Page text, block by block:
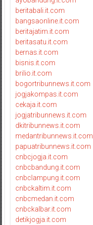
beritabali.it.com
bangsaonline.it.com
beritajatim.it.com
beritasatu.it.com
bernas.it.com
bisnis.it.com
brilio.it.com
bogortribunnews.it.com
jogjakompas.it.com
cekaja.it.com
jogjatribunnews.it.com
dkitribunnews.it.com
medantribunnews.it.com
papuatribunnews.it.com
cnbcjogja.it.com
cnbcbandung.it.com
cnbclampung.it.com
cnbckaltim.it.com
cnbcmedan.it.com
cnbckalbar.it.com
detikjogja.it.com